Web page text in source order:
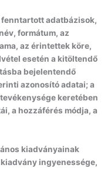
adatbázisok,
formátum, az
az érintettek köre,
esetén a kitöltendő
bejelentendő
azonosító adatai; a
keretében
a hozzáférés módja, a
kiadványainak
ingyenessége,